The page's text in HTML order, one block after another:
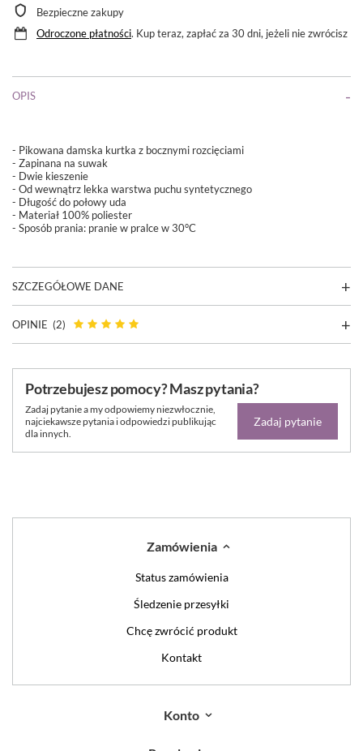
Bezpieczne zakupy
Odroczone płatności. Kup teraz, zapłać za 30 dni, jeżeli nie zwrócisz
OPIS
- Pikowana damska kurtka z bocznymi rozcięciami
- Zapinana na suwak
- Dwie kieszenie
- Od wewnątrz lekka warstwa puchu syntetycznego
- Długość do połowy uda
- Materiał 100% poliester
- Sposób prania: pranie w pralce w 30°C
SZCZEGÓŁOWE DANE
OPINIE (2)
Potrzebujesz pomocy? Masz pytania?
Zadaj pytanie a my odpowiemy niezwłocznie,
najciekawsze pytania i odpowiedzi publikując
dla innych.
Zadaj pytanie
Zamówienia
Status zamówienia
Śledzenie przesyłki
Chcę zwrócić produkt
Kontakt
Konto